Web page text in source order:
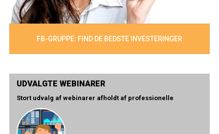
FB-GRUPPE: FIND DE BEDSTE INVESTERINGER
UDVALGTE WEBINARER
Stort udvalg af webinarer afholdt af professionelle